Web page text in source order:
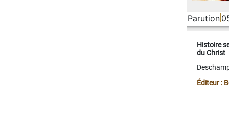
Parution
Histoire
du Christ
Éditeur :